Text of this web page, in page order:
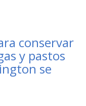
conservar
y pastos
se